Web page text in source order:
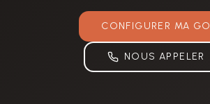
CONFIGURER MA GO
NOUS APPELER